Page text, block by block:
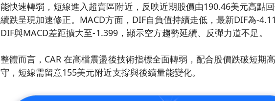
能快速轉弱，短線進入超賣區附近，反映近期股價由190.46美元高點
續跌呈現加速修正。MACD方面，DIF自負值持續走低，最新DIF為-
DIF與MACD差距擴大至-1.399，顯示空方趨勢延續、反彈力道不足。
整體而言，CAR 在高檔震盪後技術指標全面轉弱，配合股價跌破短期
守，短線需留意155美元附近支撐與後續量能變化。